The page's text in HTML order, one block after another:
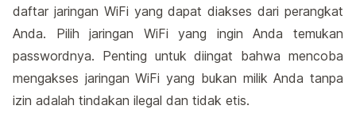
daftar jaringan WiFi yang dapat diakses dari perangkat
Anda. Pilih jaringan WiFi yang ingin Anda temukan
passwordnya. Penting untuk diingat bahwa mencoba
mengakses jaringan WiFi yang bukan milik Anda tanpa
izin adalah tindakan ilegal dan tidak etis.